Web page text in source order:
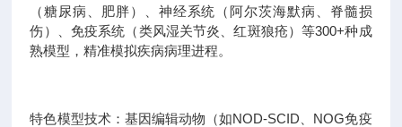
（糖尿病、肥胖）、神经系统（阿尔茨海默病、脊髓损
伤）、免疫系统（类风湿关节炎、红斑狼疮）等300+种成
熟模型，精准模拟疾病病理进程。
特色模型技术：基因编辑动物（如NOD-SCID、NOG免疫